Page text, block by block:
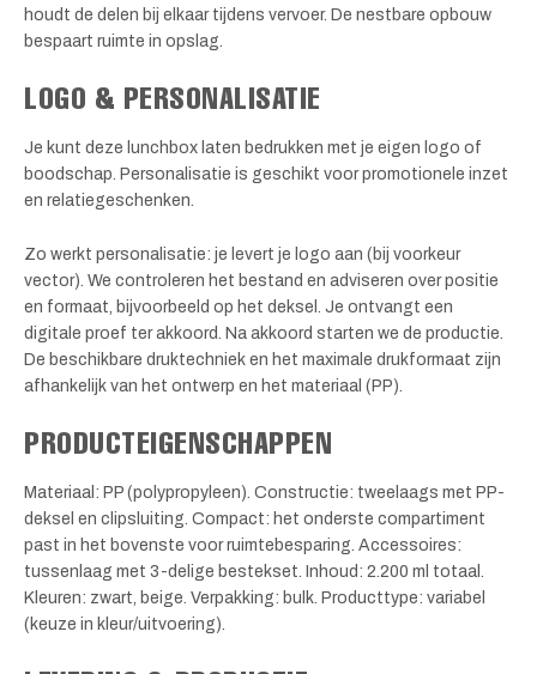
houdt de delen bij elkaar tijdens vervoer. De nestbare opbouw
bespaart ruimte in opslag.
LOGO & PERSONALISATIE
Je kunt deze lunchbox laten bedrukken met je eigen logo of
boodschap. Personalisatie is geschikt voor promotionele inzet
en relatiegeschenken.
Zo werkt personalisatie: je levert je logo aan (bij voorkeur
vector). We controleren het bestand en adviseren over positie
en formaat, bijvoorbeeld op het deksel. Je ontvangt een
digitale proef ter akkoord. Na akkoord starten we de productie.
De beschikbare druktechniek en het maximale drukformaat zijn
afhankelijk van het ontwerp en het materiaal (PP).
PRODUCTEIGENSCHAPPEN
Materiaal: PP (polypropyleen). Constructie: tweelaags met PP-
deksel en clipsluiting. Compact: het onderste compartiment
past in het bovenste voor ruimtebesparing. Accessoires:
tussenlaag met 3-delige bestekset. Inhoud: 2.200 ml totaal.
Kleuren: zwart, beige. Verpakking: bulk. Producttype: variabel
(keuze in kleur/uitvoering).